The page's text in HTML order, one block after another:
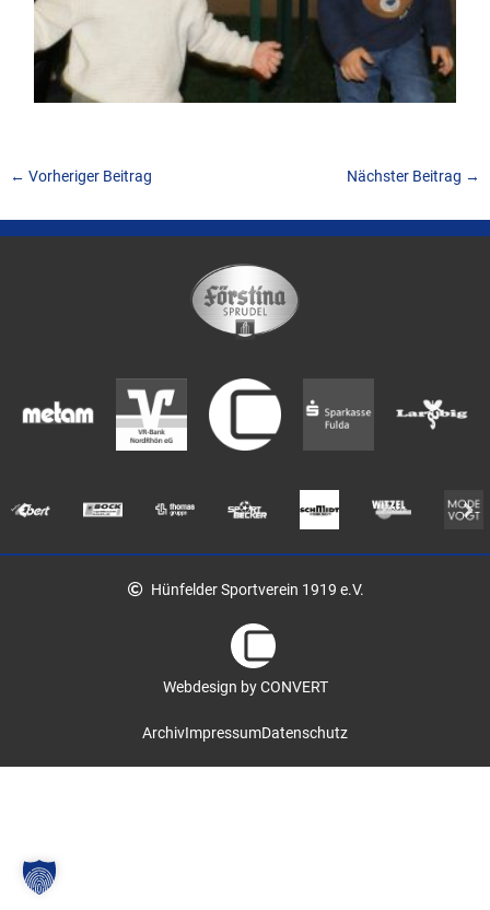
← Vorheriger Beitrag Nächster Beitrag →
Hünfelder Sportverein 1919 e.V.
Webdesign by CONVERT
ArchivImpressumDatenschutz